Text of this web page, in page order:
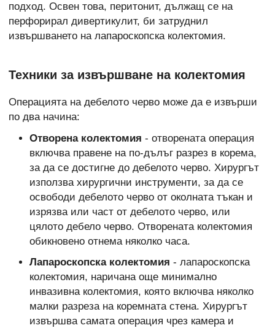
подход. Освен това, перитонит, дължащ се на
перфорирал дивертикулит, би затруднил
извършването на лапароскопска колектомия.
Техники за извършване на колектомия
Операцията на дебелото черво може да е извърши
по два начина:
Отворена колектомия - отворената операция
включва правене на по-дълъг разрез в корема,
за да се достигне до дебелото черво. Хирургът
използва хирургични инструменти, за да се
освободи дебелото черво от околната тъкан и
изрязва или част от дебелото черво, или
цялото дебело черво. Отворената колектомия
обикновено отнема няколко часа.
Лапароскопска колектомия - лапароскопска
колектомия, наричана още минимално
инвазивна колектомия, която включва няколко
малки разреза на коремната стена. Хирургът
извършва самата операция чрез камера и